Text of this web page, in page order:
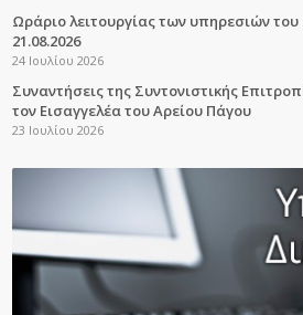
Ωράριο λειτουργίας των υπηρεσιών
21.08.2026
24 Ιουλίου 2026
Συναντήσεις της Συντονιστικής
τον Εισαγγελέα του Αρείου Πάγου
23 Ιουλίου 2026